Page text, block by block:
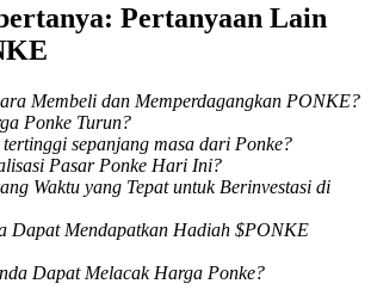
untuk pemegang BTR
Pertanyaan Lain
Membeli dan Memperdagangkan PONKE?
Ponke Turun?
sepanjang masa dari Ponke?
Pasar Ponke Hari Ini?
Waktu yang Tepat untuk Berinvestasi di
Dapat Mendapatkan Hadiah $PONKE
Dapat Melacak Harga Ponke?